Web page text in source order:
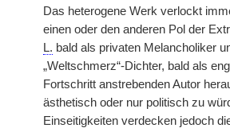
Das heterogene Werk verlockt
einen oder den anderen Pol der
L. bald als privaten Melancholiker
„Weltschmerz“-Dichter, bald als
Fortschritt anstrebenden Autor
ästhetisch oder nur politisch zu
Einseitigkeiten verdecken jedoch